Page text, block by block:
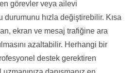
görevler veya ailevi
hızla değiştirebilir. Kısa
ekran ve mesaj trafiğine ara
azaltabilir. Herhangi bir
destek gerektiren